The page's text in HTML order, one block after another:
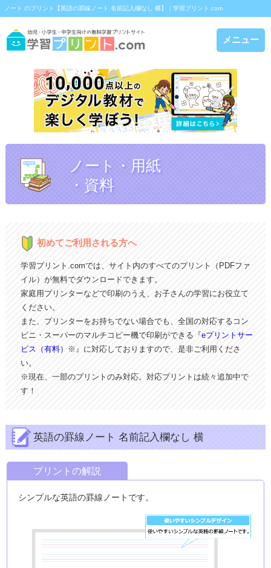
ノート のプリント【英語の罫線ノート 名前記入欄なし 横】｜学習プリント.com
メニュー
ノート・用紙
・資料
初めてご利用される方へ
学習プリント.comでは、サイト内のすべてのプリント（PDFファ
イル）が無料でダウンロードできます。
家庭用プリンターなどで印刷のうえ、お子さんの学習にお役立て
ください。
また、プリンターをお持ちでない場合でも、全国の対応するコン
ビニ・スーパーのマルチコピー機で印刷ができる『eプリントサー
ビス（有料）
※』に対応しておりますので、是非ご利用くださ
い。
※現在、一部のプリントのみ対応。対応プリントは続々追加中で
す！
英語の罫線ノート 名前記入欄なし 横
プリントの解説
シンプルな英語の罫線ノートです。